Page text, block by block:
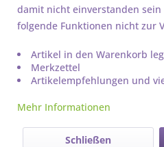
damit nicht einverstanden
folgende Funktionen nicht zur
Artikel in den Warenkorb
Merkzettel
Artikelempfehlungen und
Mehr Informationen
Schließen